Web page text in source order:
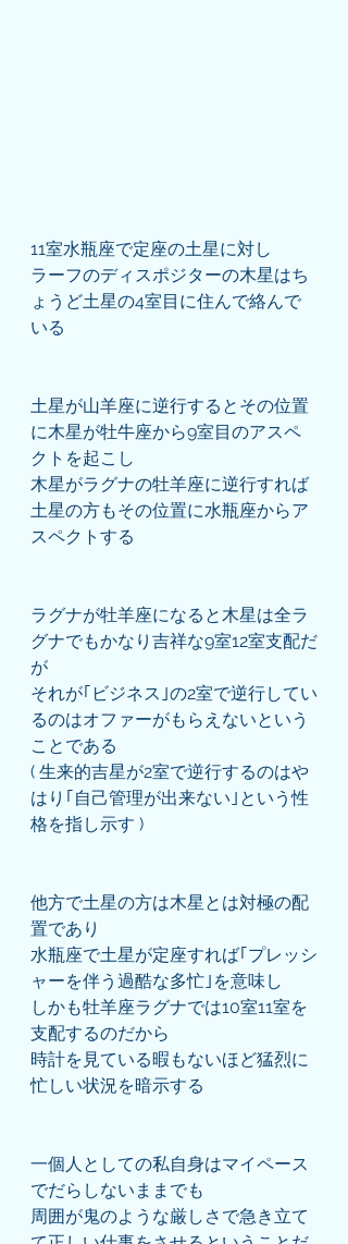
11室水瓶座で定座の土星に対し
ラーフのディスポジターの木星はち
ょうど土星の4室目に住んで絡んで
いる
土星が山羊座に逆行するとその位置
に木星が牡牛座から9室目のアスペ
クトを起こし
木星がラグナの牡羊座に逆行すれば
土星の方もその位置に水瓶座からア
スペクトする
ラグナが牡羊座になると木星は全ラ
グナでもかなり吉祥な9室12室支配だ
が
それが｢ビジネス｣の2室で逆行してい
るのはオファーがもらえないという
ことである
( 生来的吉星が2室で逆行するのはや
はり｢自己管理が出来ない｣という性
格を指し示す )
他方で土星の方は木星とは対極の配
置であり
水瓶座で土星が定座すれば｢プレッシ
ャーを伴う過酷な多忙｣を意味し
しかも牡羊座ラグナでは10室11室を
支配するのだから
時計を見ている暇もないほど猛烈に
忙しい状況を暗示する
一個人としての私自身はマイペース
でだらしないままでも
周囲が鬼のような厳しさで急き立て